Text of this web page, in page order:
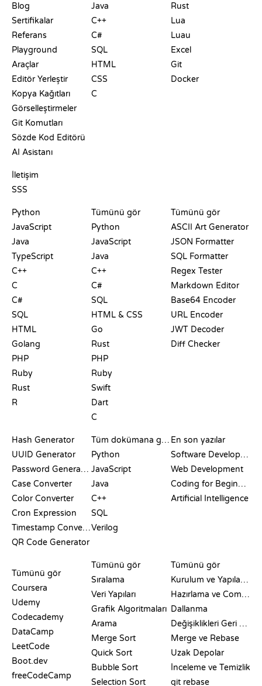
Blog
Sertifikalar
Referans
Playground
Araçlar
Editör Yerleştir
Kopya Kağıtları
Görselleştirmeler
Git Komutları
Sözde Kod Editörü
AI Asistanı
İletişim
SSS
Java
C++
C#
SQL
HTML
CSS
C
Rust
Lua
Luau
Excel
Git
Docker
Python
JavaScript
Java
TypeScript
C++
C
C#
SQL
HTML
Golang
PHP
Ruby
Rust
R
Tümünü gör
Python
JavaScript
Java
C++
C#
SQL
HTML & CSS
Go
Rust
PHP
Ruby
Swift
Dart
C
Tümünü gör
ASCII Art Generator
JSON Formatter
SQL Formatter
Regex Tester
Markdown Editor
Base64 Encoder
URL Encoder
JWT Decoder
Diff Checker
Hash Generator
UUID Generator
Password Generator
Case Converter
Color Converter
Cron Expression
Timestamp Converter
QR Code Generator
Tüm dokümana göz at
Python
JavaScript
Java
C++
SQL
Verilog
En son yazılar
Software Development
Web Development
Coding for Beginners
Artificial Intelligence
KARŞILAŞTIRMALAR
Tümünü gör
Coursera
Udemy
Codecademy
DataCamp
LeetCode
Boot.dev
freeCodeCamp
Tümünü gör
Sıralama
Veri Yapıları
Grafik Algoritmaları
Arama
Merge Sort
Quick Sort
Bubble Sort
Selection Sort
Tümünü gör
Kurulum ve Yapılandırma
Hazırlama ve Commit
Dallanma
Değişiklikleri Geri Alma
Merge ve Rebase
Uzak Depolar
İnceleme ve Temizlik
git rebase